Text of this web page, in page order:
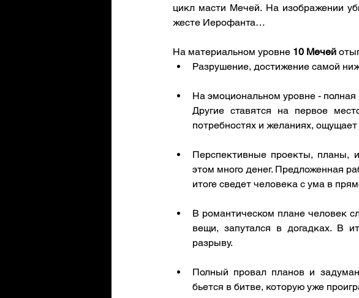
цикл масти Мечей. На изображении
жесте Иерофанта…
На материальном уровне 10 Мечей
Разрушение, достижение самой
На эмоциональном уровне -
Другие ставятся на первое
потребностях и желаниях,
Перспективные проекты, планы,
этом много денег. Предложенная
итоге сведет человека с ума в
В романтическом плане человек
вещи, запутался в догадках. В
разрыву.
Полный провал планов и
бьется в битве, которую уже